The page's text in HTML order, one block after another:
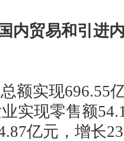
内贸易和引进
额实现696.55
实现零售额
亿元，增长